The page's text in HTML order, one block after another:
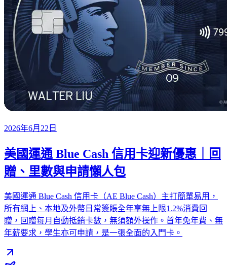
2026年6月22日
美國運通 Blue Cash 信用卡迎新優惠｜回
贈、里數與申請懶人包
美國運通 Blue Cash 信用卡（AE Blue Cash）主打簡單易用，
所有網上、本地及外幣日常簽賬全年享無上限1.2%消費回
贈，回贈每月自動抵銷卡數，無須額外操作。首年免年費、無
年薪要求，學生亦可申請，是一張全面的入門卡。